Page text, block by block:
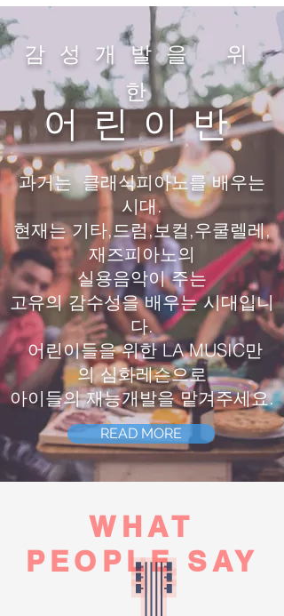
감성개발을 위
한
어린이반
READ MORE
과거는 클래식피아노를 배우는
시대.
현재는 기타,드럼,보컬,우쿨렐레,
재즈피아노의
실용음악이 주는
고유의 감수성을 배우는 시대입니
다.
어린이들을 위한LA MUSIC만
의심화레슨으로
아이들의 재능개발을 맡겨주세요.
WHAT
PEOPLE SAY